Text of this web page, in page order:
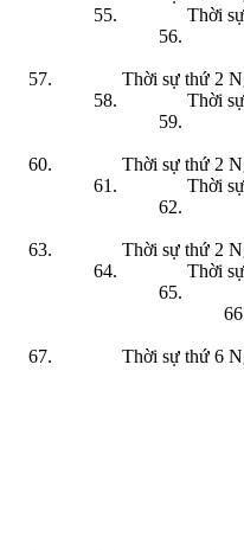
Thời
Thời sự thứ 2
Thời
Thời sự thứ 2
Thời
Thời sự thứ 2
Thời
Thời sự thứ 6